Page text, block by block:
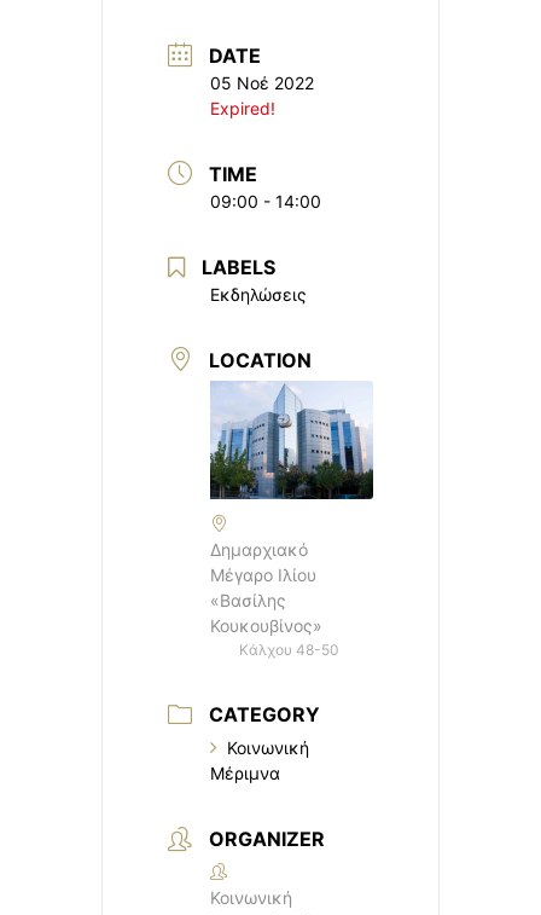
DATE
05 Νοέ 2022
Expired!
TIME
09:00 - 14:00
LABELS
Εκδηλώσεις
LOCATION
Δημαρχιακό
Μέγαρο Ιλίου
«Βασίλης
Κουκουβίνος»
Κάλχου 48-50
CATEGORY
Κοινωνική
Μέριμνα
ORGANIZER
Κοινωνική